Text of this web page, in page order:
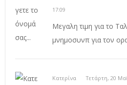
17:09
Μεγαλη τιμη για το
μνημοσυνπ για τον
Κατερίνα
Τετάρτη, 20